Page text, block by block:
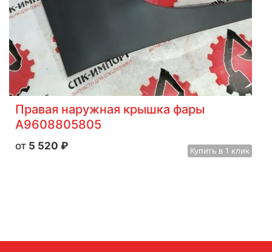
Правая наружная крышка фары
A9608805805
5 520 ₽ Купить в 1 клик